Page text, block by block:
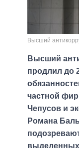
Высший
Высший
продлил до
частной
Чепусов и
Романа
выделенных